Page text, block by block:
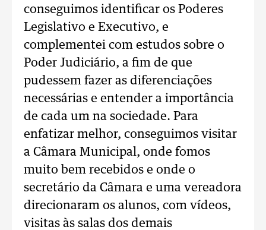
conseguimos identificar os Poderes
Legislativo e Executivo, e
complementei com estudos sobre o
Poder Judiciário, a fim de que
pudessem fazer as diferenciações
necessárias e entender a importância
de cada um na sociedade. Para
enfatizar melhor, conseguimos visitar
a Câmara Municipal, onde fomos
muito bem recebidos e onde o
secretário da Câmara e uma vereadora
direcionaram os alunos, com vídeos,
visitas às salas dos demais